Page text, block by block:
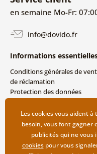
en semaine Mo-Fr:
info@dovido.fr
Informations
Conditions générales de
de réclamation
Protection des données
Modes de livraison et de
paiement
Retour des produits
Les cookies vous aident
besoin, vous font gagner
publicités qui ne vous
cookiespour vous